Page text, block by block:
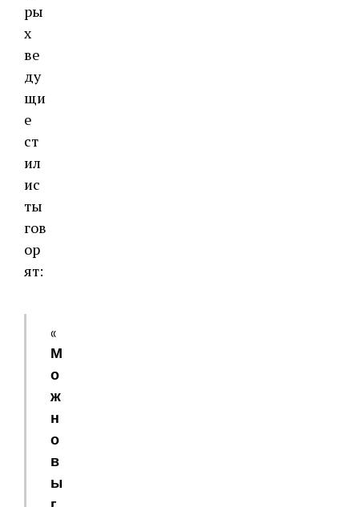
ры
х
ве
ду
щи
е
ст
ил
ис
ты
гов
ор
ят:
«
М
о
ж
н
о
в
ы